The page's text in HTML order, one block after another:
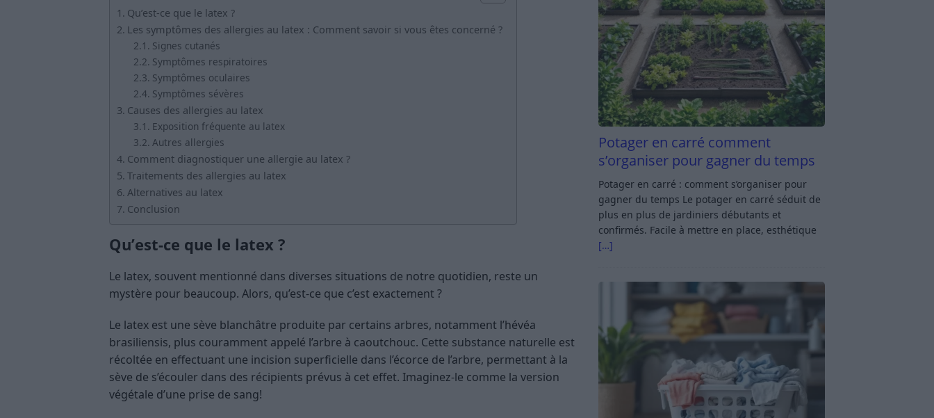
Qu’est-ce que le latex ?
Les symptômes des allergies au latex : Comment savoir si vous êtes concerné ?
Signes cutanés
Symptômes respiratoires
Symptômes oculaires
Symptômes sévères
Causes des allergies au latex
Exposition fréquente au latex
Autres allergies
Comment diagnostiquer une allergie au latex ?
Traitements des allergies au latex
Alternatives au latex
Conclusion
Qu’est-ce que le latex ?
Le latex, souvent mentionné dans diverses situations de notre quotidien, reste un
mystère pour beaucoup. Alors, qu’est-ce que c’est exactement ?
Le latex est une sève blanchâtre produite par certains arbres, notamment l’hévéa
brasiliensis, plus couramment appelé l’arbre à caoutchouc. Cette substance naturelle est
récoltée en effectuant une incision superficielle dans l’écorce de l’arbre, permettant à la
sève de s’écouler dans des récipients prévus à cet effet. Imaginez-le comme la version
végétale d’une prise de sang!
Potager en carré comment
s’organiser pour gagner du temps
Potager en carré : comment s’organiser pour
gagner du temps Le potager en carré séduit de
plus en plus de jardiniers débutants et
confirmés. Facile à mettre en place, esthétique
[…]